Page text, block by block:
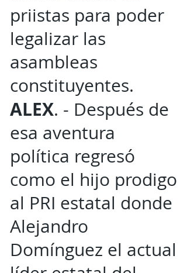
priistas para poder
legalizar las
asambleas
constituyentes.
ALEX. - Después de
esa aventura
política regresó
como el hijo prodigo
al PRI estatal donde
Alejandro
Domínguez el actual